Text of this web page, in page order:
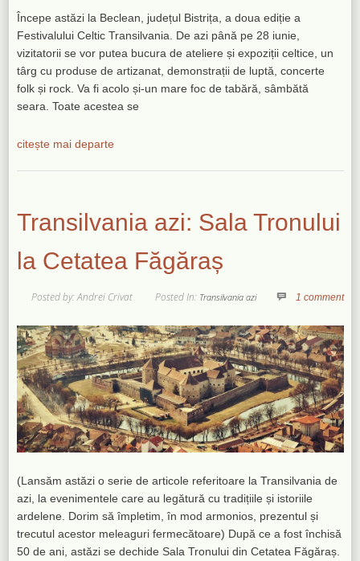
Începe astăzi la Beclean, județul Bistrița, a doua ediție a
Festivalului Celtic Transilvania. De azi până pe 28 iunie,
vizitatorii se vor putea bucura de ateliere și expoziții celtice, un
târg cu produse de artizanat, demonstrații de luptă, concerte
folk și rock. Va fi acolo și-un mare foc de tabără, sâmbătă
seara. Toate acestea se
citește mai departe
Transilvania azi: Sala Tronului
la Cetatea Făgăraș
Posted by: Andrei Crivat Posted In: Transilvania azi 1 comment
(Lansăm astăzi o serie de articole referitoare la Transilvania de
azi, la evenimentele care au legătură cu tradițiile și istoriile
ardelene. Dorim să împletim, în mod armonios, prezentul și
trecutul acestor meleaguri fermecătoare) După ce a fost închisă
50 de ani, astăzi se dechide Sala Tronului din Cetatea Făgăraș.